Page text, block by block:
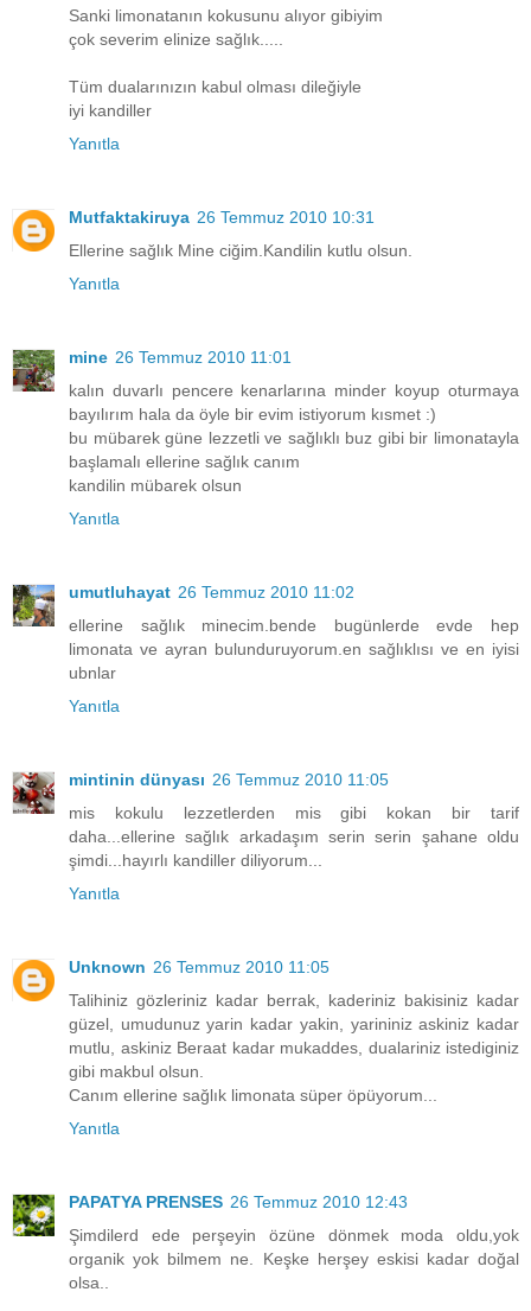
Sanki limonatanın kokusunu alıyor gibiyim
çok severim elinize sağlık.....
Tüm dualarınızın kabul olması dileğiyle
iyi kandiller
Yanıtla
Mutfaktakiruya 26 Temmuz 2010 10:31
Ellerine sağlık Mine ciğim.Kandilin kutlu olsun.
Yanıtla
mine 26 Temmuz 2010 11:01
kalın duvarlı pencere kenarlarına minder koyup oturmaya
bayılırım hala da öyle bir evim istiyorum kısmet :)
bu mübarek güne lezzetli ve sağlıklı buz gibi bir limonatayla
başlamalı ellerine sağlık canım
kandilin mübarek olsun
Yanıtla
umutluhayat 26 Temmuz 2010 11:02
ellerine sağlık minecim.bende bugünlerde evde hep
limonata ve ayran bulunduruyorum.en sağlıklısı ve en iyisi
ubnlar
Yanıtla
mintinin dünyası 26 Temmuz 2010 11:05
mis kokulu lezzetlerden mis gibi kokan bir tarif
daha...ellerine sağlık arkadaşım serin serin şahane oldu
şimdi...hayırlı kandiller diliyorum...
Yanıtla
Unknown 26 Temmuz 2010 11:05
Talihiniz gözleriniz kadar berrak, kaderiniz bakisiniz kadar
güzel, umudunuz yarin kadar yakin, yarininiz askiniz kadar
mutlu, askiniz Beraat kadar mukaddes, dualariniz istediginiz
gibi makbul olsun.
Canım ellerine sağlık limonata süper öpüyorum...
Yanıtla
PAPATYA PRENSES 26 Temmuz 2010 12:43
Şimdilerd ede perşeyin özüne dönmek moda oldu,yok
organik yok bilmem ne. Keşke herşey eskisi kadar doğal
olsa..